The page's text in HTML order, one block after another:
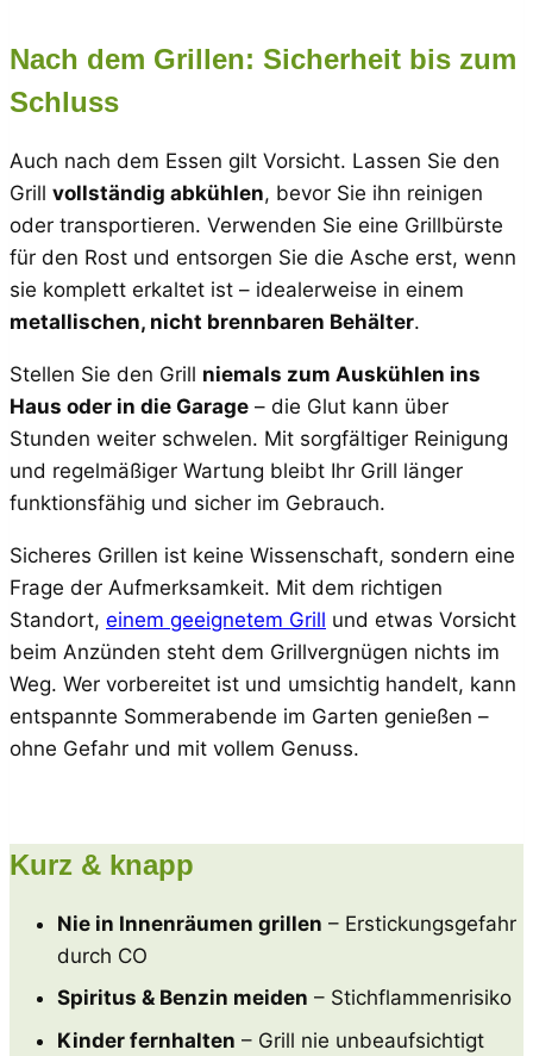
Nach dem Grillen: Sicherheit bis zum
Schluss
Auch nach dem Essen gilt Vorsicht. Lassen Sie den
Grill vollständig abkühlen, bevor Sie ihn reinigen
oder transportieren. Verwenden Sie eine Grillbürste
für den Rost und entsorgen Sie die Asche erst, wenn
sie komplett erkaltet ist – idealerweise in einem
metallischen, nicht brennbaren Behälter.
Stellen Sie den Grill niemals zum Auskühlen ins
Haus oder in die Garage – die Glut kann über
Stunden weiter schwelen. Mit sorgfältiger Reinigung
und regelmäßiger Wartung bleibt Ihr Grill länger
funktionsfähig und sicher im Gebrauch.
Sicheres Grillen ist keine Wissenschaft, sondern eine
Frage der Aufmerksamkeit. Mit dem richtigen
Standort, einem geeignetem Grill und etwas Vorsicht
beim Anzünden steht dem Grillvergnügen nichts im
Weg. Wer vorbereitet ist und umsichtig handelt, kann
entspannte Sommerabende im Garten genießen –
ohne Gefahr und mit vollem Genuss.
Kurz & knapp
Nie in Innenräumen grillen – Erstickungsgefahr
durch CO
Spiritus & Benzin meiden – Stichflammenrisiko
Kinder fernhalten – Grill nie unbeaufsichtigt